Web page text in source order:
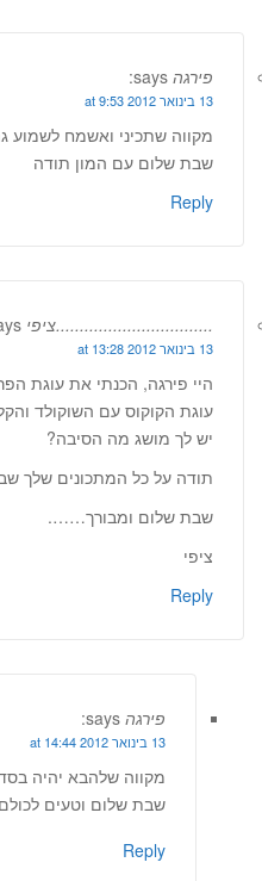
פירגה says:
13 בינואר 2012 at 9:53
מקווה שתכיני ואשמח לשמוע
שבת שלום עם המון תודה
Reply
.................................ציפי
13 בינואר 2012 at 13:28
היי פירגה, הכנתי את עוגת
עוגת הקוקוס עם השוקולד
יש לך מושג מה הסיבה?
תודה על כל המתכונים שלך
שבת שלום ומבורך…….
ציפי
Reply
פירגה says:
13 בינואר 2012 at 14:44
מקווה שלהבא יהיה
שבת שלום וטעים לכולם
Reply